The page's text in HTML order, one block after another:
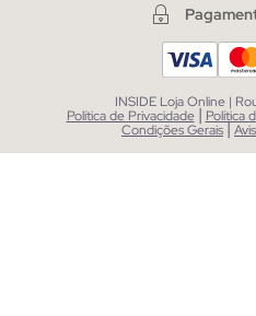
INSIDE Loja Online |
Política de Privacidade | Política
Condições Gerais|